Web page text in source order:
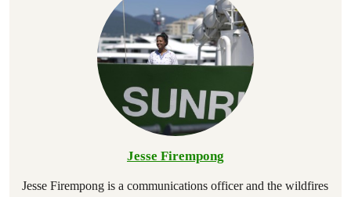
Jesse Firempong
Jesse Firempong is a communications officer and the wildfires